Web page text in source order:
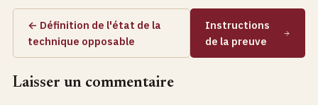
← Définition de l'état de la
technique opposable
Instructions
de la preuve
Laisser un commentaire